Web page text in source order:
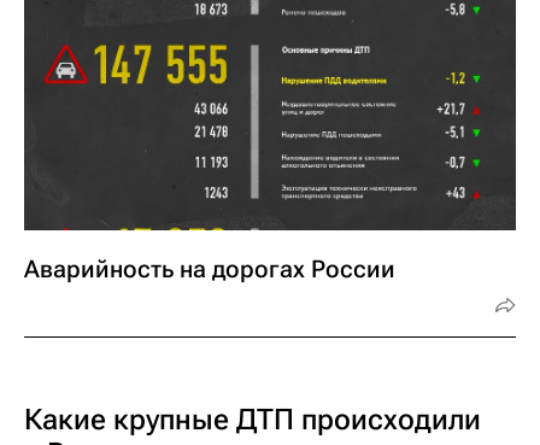
Аварийность на дорогах России
Какие крупные ДТП происходили